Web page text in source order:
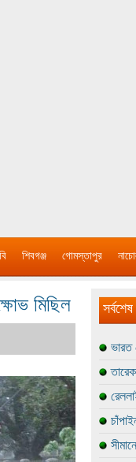
শিবগঞ্জ গোমস্তাপুর
মিছিল সর্বশেষ
ভারত